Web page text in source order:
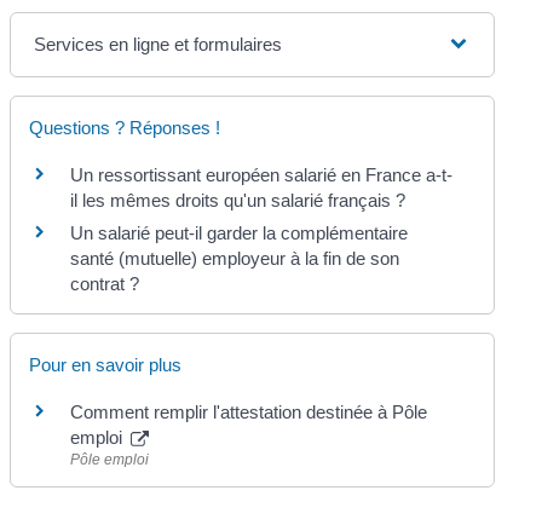
Services en ligne et formulaires
Questions ? Réponses !
Un ressortissant européen salarié en France a-t-
il les mêmes droits qu'un salarié français ?
Un salarié peut-il garder la complémentaire
santé (mutuelle) employeur à la fin de son
contrat ?
Pour en savoir plus
Comment remplir l'attestation destinée à Pôle
emploi
Pôle emploi